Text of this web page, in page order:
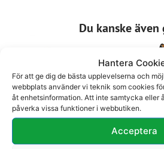
Hantera
För att ge dig de bästa upplevelserna och
webbplats använder vi teknik som cookies
åt enhetsinformation. Att inte samtycka eller
påverka vissa funktioner i webbutiken.
Acceptera
Du kanske
Sandalett 28-403